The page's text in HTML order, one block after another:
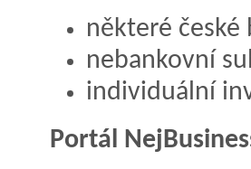
některé české
nebankovní
individuální
Portál